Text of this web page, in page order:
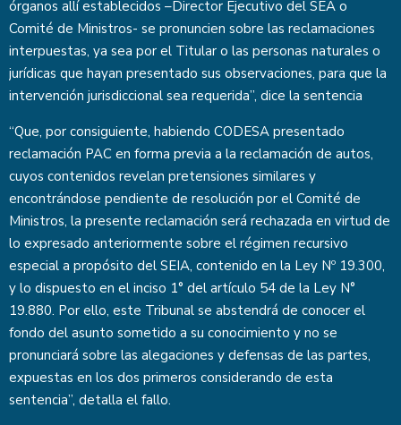
órganos allí establecidos –Director Ejecutivo del SEA o
Comité de Ministros- se pronuncien sobre las reclamaciones
interpuestas, ya sea por el Titular o las personas naturales o
jurídicas que hayan presentado sus observaciones, para que la
intervención jurisdiccional sea requerida”, dice la sentencia
“Que, por consiguiente, habiendo CODESA presentado
reclamación PAC en forma previa a la reclamación de autos,
cuyos contenidos revelan pretensiones similares y
encontrándose pendiente de resolución por el Comité de
Ministros, la presente reclamación será rechazada en virtud de
lo expresado anteriormente sobre el régimen recursivo
especial a propósito del SEIA, contenido en la Ley Nº 19.300,
y lo dispuesto en el inciso 1° del artículo 54 de la Ley N°
19.880. Por ello, este Tribunal se abstendrá de conocer el
fondo del asunto sometido a su conocimiento y no se
pronunciará sobre las alegaciones y defensas de las partes,
expuestas en los dos primeros considerando de esta
sentencia”, detalla el fallo.